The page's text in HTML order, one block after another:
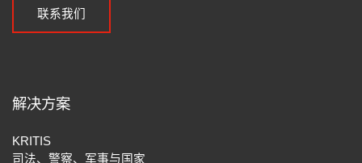
联系我们
解决方案
KRITIS
司法、警察、军事与国家